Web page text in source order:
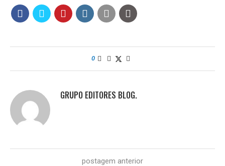
0
GRUPO EDITORES BLOG.
postagem anterior